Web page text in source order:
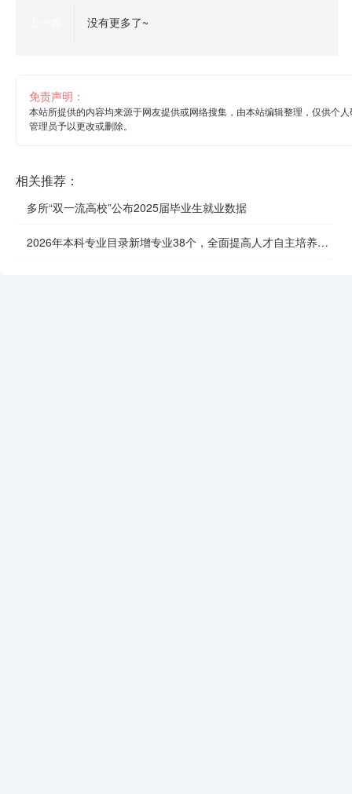
没有更多了~
免责声明：
本站所提供的内容均来源于网友提供或网络搜集，由本站编辑整理，仅供个
管理员予以更改或删除。
相关推荐：
多所“双一流高校”公布2025届毕业生就业数据
2026年本科专业目录新增专业38个，全面提高人才自主培养质